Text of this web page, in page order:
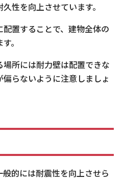
性を向上させています。
置することで、建物全体の
。
所には耐力壁は配置できな
らないように注意しましょ
的には耐震性を向上させら